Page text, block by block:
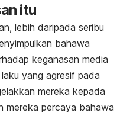
itu
lebih daripada seribu
bahawa
keganasan media
yang agresif pada
mereka kepada
mereka percaya bahawa